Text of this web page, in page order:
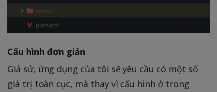
Cấu hình đơn giản
Giả sử, ứng dụng của tôi sẽ yêu cầu có một số
giá trị toàn cục, mà thay vì cấu hình ở trong